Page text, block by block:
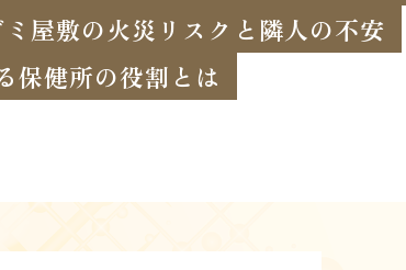
ミ屋敷の火災リスクと隣人の不安
保健所の役割とは